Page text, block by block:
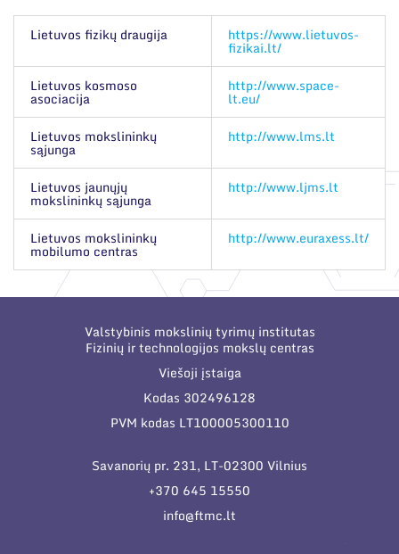
Korupcijos prevencija
Duomenų apsauga
Darbuotojams
Nuorodos
organizacijose bei asociacijose
Struktūra
Administraciniai skyriai
Moksliniai skyriai
Mokslo taryba
Mokslininkai emeritai
Renginiai
Tinklalaidės
Leidiniai
Bendri rekvizitai
Darbuotojų kontaktai
Apie mus
Sertifikatai ir akreditavimo pažymėjimai
Viešieji pirkimai
Korupcijos prevencija
Duomenų apsauga
Darbuotojams
Nuorodos
bei asociacijose
Lietuvos fizikų draugija https://www.lietuvos-
fizikai.lt/
Lietuvos kosmoso
asociacija
http://www.space-
lt.eu/
Lietuvos mokslininkų
sąjunga
http://www.lms.lt
Lietuvos jaunųjų
mokslininkų sąjunga
http://www.ljms.lt
Lietuvos mokslininkų
mobilumo centras
http://www.euraxess.lt/
Valstybinis mokslinių tyrimų institutas
Fizinių ir technologijos mokslų centras
Viešoji įstaiga
Kodas 302496128
PVM kodas LT100005300110
Savanorių pr. 231, LT-02300 Vilnius
+370 645 15550
info@ftmc.lt